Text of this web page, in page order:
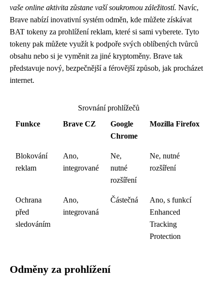
vaše online aktivita zůstane vaší soukromou záležitostí. Navíc,
Brave nabízí inovativní systém odměn, kde můžete získávat
BAT tokeny za prohlížení reklam, které si sami vyberete. Tyto
tokeny pak můžete využít k podpoře svých oblíbených tvůrců
obsahu nebo si je vyměnit za jiné kryptoměny. Brave tak
představuje nový, bezpečnější a férovější způsob, jak procházet
internet.
Srovnání prohlížečů
Funkce
Brave CZ
Google
Chrome
Mozilla Firefox
Blokování
reklam
Ano,
integrované
Ne,
nutné
rozšíření
Ne, nutné
rozšíření
Ochrana
před
sledováním
Ano,
integrovaná
Částečná
Ano, s funkcí
Enhanced
Tracking
Protection
Odměny za prohlížení